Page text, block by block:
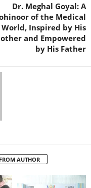
Dr. Meghal Goyal: A
of the Medical
World, Inspired by His
and Empowered
by His Father
AUTHOR